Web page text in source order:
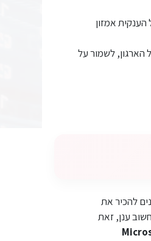
אמזון
הארגון, לשמור על
להכיר את
ענן, זאת